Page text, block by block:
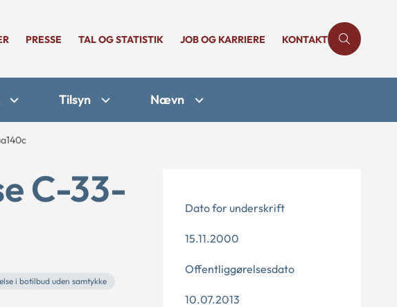
PRESSE TAL OG STATISTIK JOB OG KARRIERE KONTAKT
Tilsyn Nævn
C-33-
i botilbud uden samtykke
Dato for underskrift
15.11.2000
Offentliggørelsesdato
10.07.2013